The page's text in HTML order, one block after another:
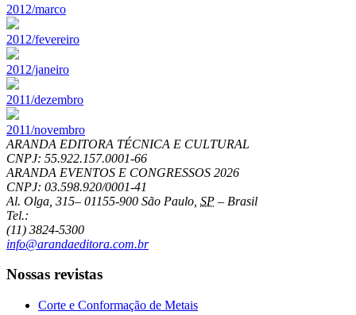
2012/marco
2012/fevereiro
2012/janeiro
2011/dezembro
2011/novembro
ARANDA EDITORA TÉCNICA E CULTURAL
CNPJ: 55.922.157.0001-66
ARANDA EVENTOS E CONGRESSOS 2026
CNPJ: 03.598.920/0001-41
Al. Olga, 315– 01155-900 São Paulo SP – Brasil
Tel.:
(11) 3824-5300
info@arandaeditora.com.br
Nossas revistas
Corte e Conformação de Metais